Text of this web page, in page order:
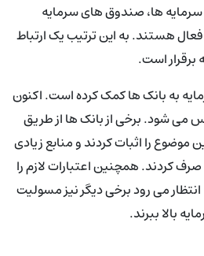
سرمایه ها، صندوق های سرمایه
فعال هستند. به این ترتیب یک ارتباط
است.
به بانک ها کمک کرده است. اکنون
می شود. برخی از بانک ها از طریق
موضوع را اثبات کردند و منابع زیادی
صرف کردند. همچنین اعتبارات لازم را
انتظار می رود برخی دیگر نیز مسولیت
بالا ببرند.